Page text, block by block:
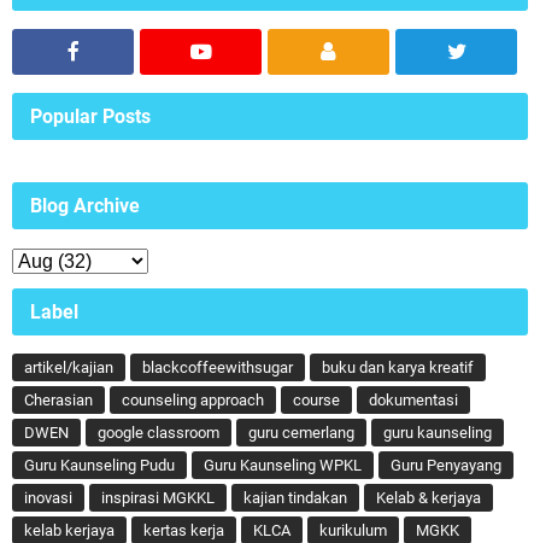
Popular Posts
Blog Archive
Label
artikel/kajian blackcoffeewithsugar
buku dan karya kreatif
Cherasian
counseling approach course
dokumentasi
DWEN
google classroom guru cemerlang
guru kaunseling
Guru Kaunseling Pudu
Guru Kaunseling WPKL
Guru Penyayang
inovasi
inspirasi MGKKL kajian tindakan
Kelab & kerjaya
kelab kerjaya
kertas kerja KLCA kurikulum
MGKK